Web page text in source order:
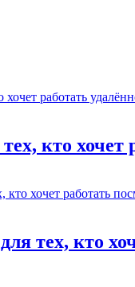
кто хочет
тех, кто